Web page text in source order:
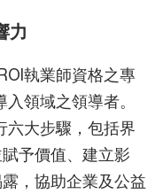
力
執業師資格之專
領域之領導者。
六大步驟，包括界
予價值、建立影
，協助企業及公益